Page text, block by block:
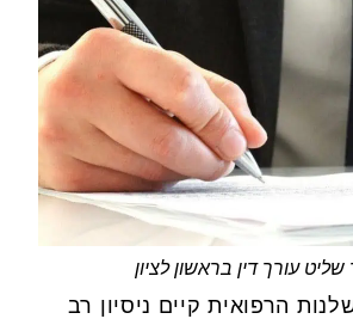
שליט עורך דין בראשון לציון
הרפואית קיים ניסיון רב